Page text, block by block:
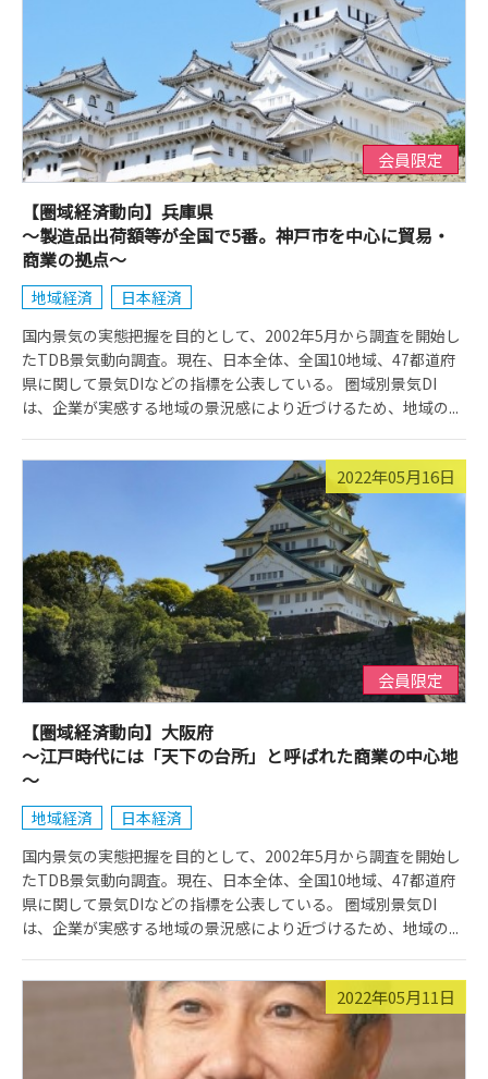
会員限定
【圏域経済動向】兵庫県
～製造品出荷額等が全国で5番。神戸市を中心に貿易・
商業の拠点～
地域経済
日本経済
国内景気の実態把握を目的として、2002年5月から調査を開始し
たTDB景気動向調査。現在、日本全体、全国10地域、47都道府
県に関して景気DIなどの指標を公表している。 圏域別景気DI
は、企業が実感する地域の景況感により近づけるため、地域の...
2022年05月16日
会員限定
【圏域経済動向】大阪府
～江戸時代には「天下の台所」と呼ばれた商業の中心地
～
地域経済
日本経済
国内景気の実態把握を目的として、2002年5月から調査を開始し
たTDB景気動向調査。現在、日本全体、全国10地域、47都道府
県に関して景気DIなどの指標を公表している。 圏域別景気DI
は、企業が実感する地域の景況感により近づけるため、地域の...
2022年05月11日